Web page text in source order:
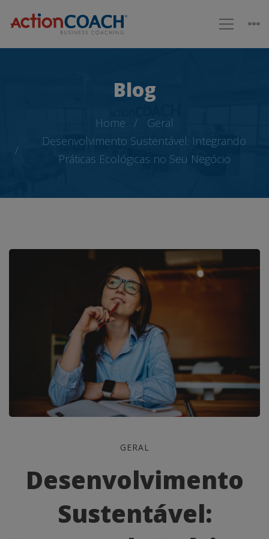
Blog
Home
Geral
Desenvolvimento Sustentável: Integrando
Práticas Ecológicas no Seu Negócio
Desenvolvimento
Sustentável:
Integrando
Práticas
GERAL
Desenvolvimento
Sustentável: